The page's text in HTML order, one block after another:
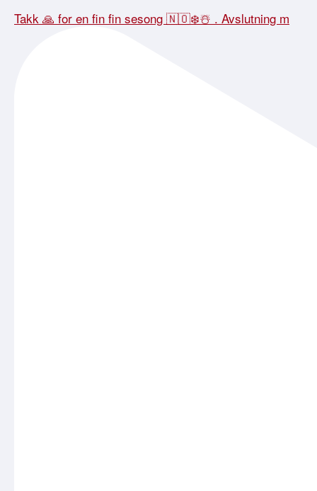
Takk 🙏 for en fin fin sesong 🇳🇴❄️☃️ . Avslutning m